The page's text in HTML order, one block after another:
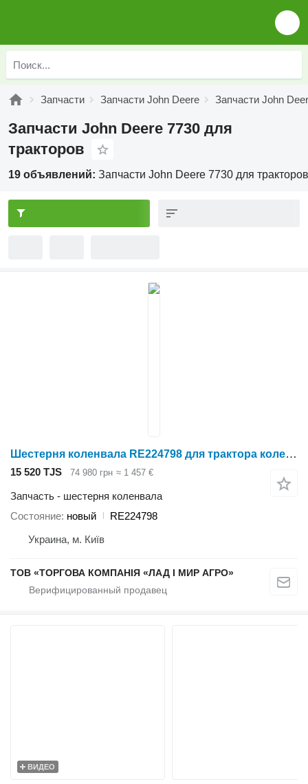
Запчасти Запчасти John Deere Запчасти John
Запчасти John Deere 7730 для
тракторов
19 объявлений: Запчасти John Deere 7730 для тракторов
Шестерня коленвала RE224798 для трактора колесного John Deere 2204, 7195J, 7730, 7830, 7630, 7930
15 520 TJS 74 980 грн ≈ 1 457 €
Запчасть - шестерня коленвала
Состояние новый
RE224798
Украина, м. Київ
ТОВ «ТОРГОВА КОМПАНІЯ «ЛАД І МИР АГРО»
ВИДЕО